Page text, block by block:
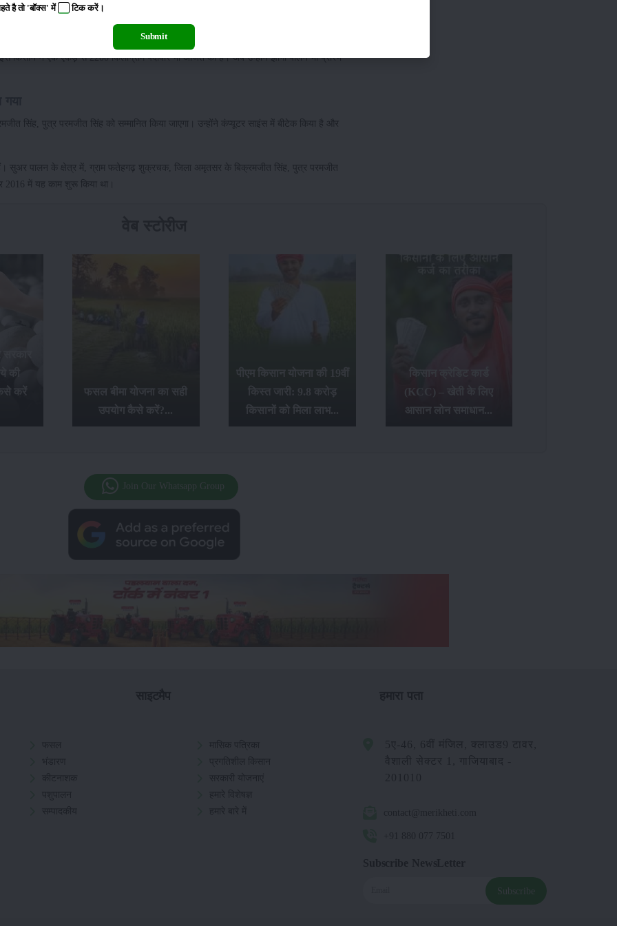
जंडवाला चड़त सिंह, जिला मुक्तसर साहिब को प्रदान किया गया। वर्ष 2012 में उन्होंने 5 एकड़ भूमि
ने एक एकड़ से 2200 किलोग्राम पैदावार भी अर्जित की है। अब उन्होंने झींगा पालन भी प्रारंभ
सिंह, पुत्र परमजीत सिंह को सम्मानित किया जाएगा। उन्होंने कंप्यूटर साइंस में बीटेक किया है और
सुअर पालन के क्षेत्र में, ग्राम फतेहगढ़ शुक्रचक, जिला अमृतसर के बिक्रमजीत सिंह, पुत्र परमजीत
2016 में यह काम शुरू किया था।
की
करें
फसल बीमा योजना का सही
उपयोग कैसे करें?...
पीएम किसान योजना की 19वीं
किस्त जारी: 9.8 करोड़
किसानों को मिला लाभ...
किसान क्रेडिट कार्ड
(KCC) – खेती के लिए
आसान लोन समाधान...
Join Our Whatsapp Group
है तो 'बॉक्स' में टिककरें।
Submit
Subscribe